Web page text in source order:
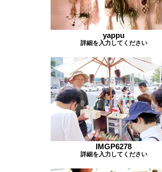
yappu
詳細を入力してください
IMGP6278
詳細を入力してください